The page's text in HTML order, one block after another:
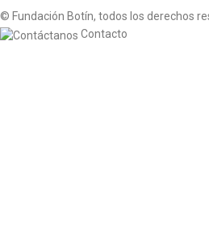
© Fundación Botín, todos los derechos
Contacto